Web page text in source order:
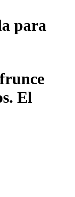
para
El